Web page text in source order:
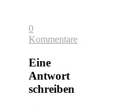
0
Kommentare
Eine
Antwort
schreiben